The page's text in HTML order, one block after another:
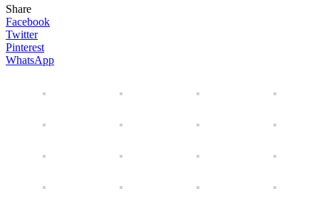
Share
Facebook
Twitter
Pinterest
WhatsApp